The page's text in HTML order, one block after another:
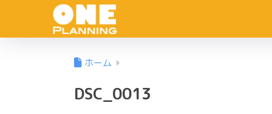
ホーム
DSC_0013